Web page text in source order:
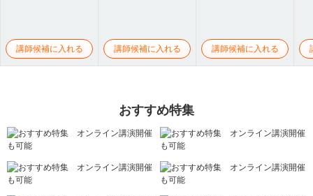
講師候補に入れる 講師候補に入れる 講師候補に入れる
おすすめ特集